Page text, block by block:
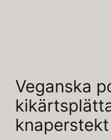
Veganska